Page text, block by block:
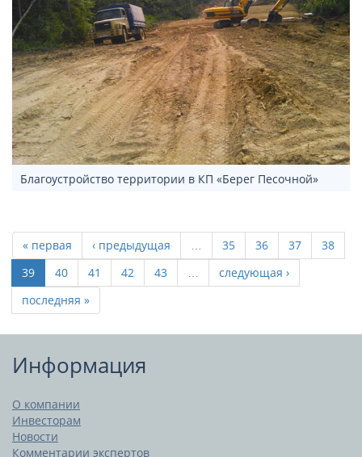
Благоустройство территории в КП «Берег Песочной»
« первая ‹ предыдущая … 35 36 37
38
39
40 41 42 43 …
следующая ›
последняя »
Информация
О компании
Инвесторам
Новости
Комментарии экспертов